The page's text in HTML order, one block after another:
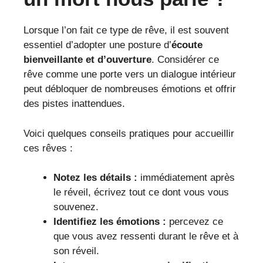
Lorsque l’on fait ce type de rêve, il est souvent
essentiel d’adopter une posture d’écoute
bienveillante et d’ouverture. Considérer ce
rêve comme une porte vers un dialogue intérieur
peut débloquer de nombreuses émotions et offrir
des pistes inattendues.
Voici quelques conseils pratiques pour accueillir
ces rêves :
Notez les détails : immédiatement après
le réveil, écrivez tout ce dont vous vous
souvenez.
Identifiez les émotions : percevez ce
que vous avez ressenti durant le rêve et à
son réveil.